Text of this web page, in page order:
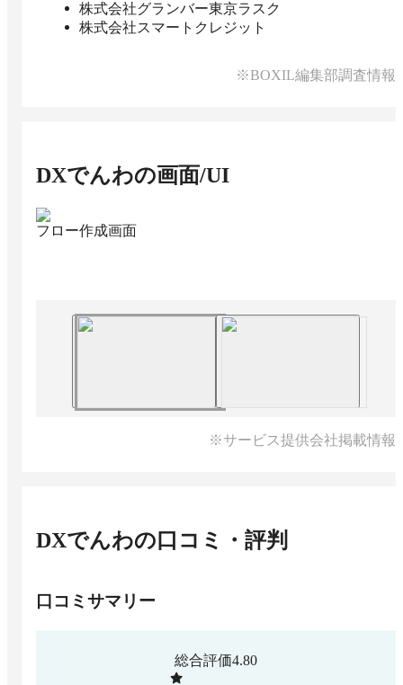
株式会社グランバー東京ラスク
株式会社スマートクレジット
※BOXIL編集部調査情報
DXでんわの画面/UI
フロー作成画面
※サービス提供会社掲載情報
DXでんわの口コミ・評判
口コミサマリー
総合評価4.80